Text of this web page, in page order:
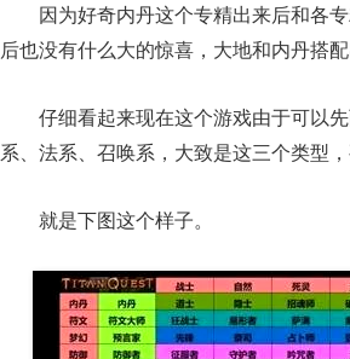
因为好奇内丹这个专精出来后和各
后也没有什么大的惊喜，大地和内丹搭
仔细看起来现在这个游戏由于可以
系、法系、召唤系，大致是这三个类型
就是下图这个样子。